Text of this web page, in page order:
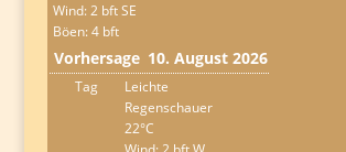
Wind: 2 bft SE
Böen: 4 bft
Vorhersage 10. August 2026
Tag
Leichte
Regenschauer
22°C